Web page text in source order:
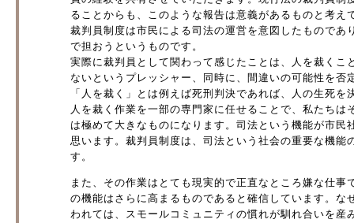
ることからも、このような報告は意義があるものと考え
裁判員制度は市民による司法の運営を意図したもので
で担おうというものです。
実際に裁判員として関わって感じたことは、人を裁く
ないというプレッシャー、同時に、間違いの可能性を
「人を裁く」とは例えば死刑判決であれば、人の生死
人を裁く作業を一部の専門家に任せることで、私たち
は極めて大きなものになります。司法という機能が市
思います。裁判員制度は、司法という社会の重要な機
す。
また、その作業はとても現実的で正直なところ嫌な仕
の機能はさらに高まるものであると確信しています。
われては、スモールコミュニティの慣れが馴れ合いを